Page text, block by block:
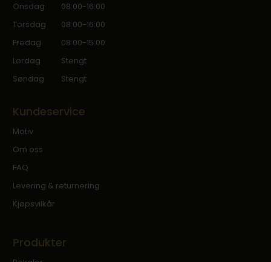
Onsdag
08:00-16:00
Torsdag
08:00-16:00
Fredag
08:00-15:00
Lørdag
Stengt
Søndag
Stengt
Kundeservice
Motiv
Om oss
FAQ
Levering & returnering
Kjøpsvilkår
Produkter